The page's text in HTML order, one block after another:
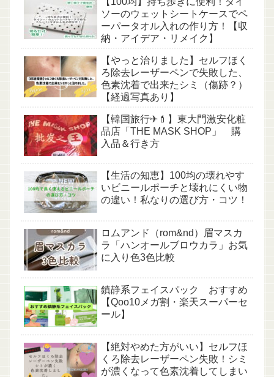
ソーのウェットシートケースでペ
ーパータオル入れの作り方！【収
納・アイデア・リメイク】
【やっと治りました】セルフほく
ろ除去レーザーペンで失敗した、
色素沈着で出来たシミ（傷跡？）
【経過写真あり】
【韓国旅行✈💄】東大門激安化粧
品店「THE MASK SHOP」 購
入品＆行き方
【生活の知恵】100均の壊れやす
いビニールポーチと壊れにくい物
の違い！私なりの選び方・コツ！
ロムアンド（rom&nd）眉マスカ
ラ「ハンオールブロウカラ」お気
に入り色3色比較
鎮静系フェイスパック おすすめ
【Qoo10メガ割・楽天スーパーセ
ール】
【絶対やめた方がいい】セルフほ
くろ除去レーザーペン失敗！シミ
が濃くなって色素沈着してしまい